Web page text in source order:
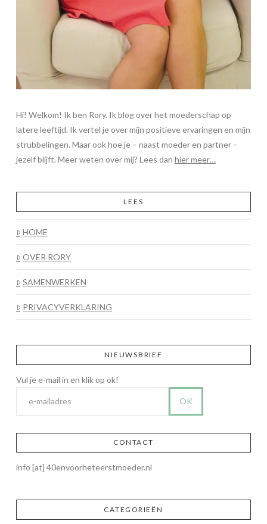
Hi! Welkom! Ik ben Rory. Ik blog over het moederschap op
latere leeftijd. Ik vertel je over mijn positieve ervaringen en mijn
strubbelingen. Maar ook hoe je – naast moeder en partner –
jezelf blijft. Meer weten over mij? Lees dan hier meer…
LEES
HOME
OVER RORY
SAMENWERKEN
PRIVACYVERKLARING
NIEUWSBRIEF
CONTACT
info [at] 40envoorheteerstmoeder.nl
CATEGORIEËN